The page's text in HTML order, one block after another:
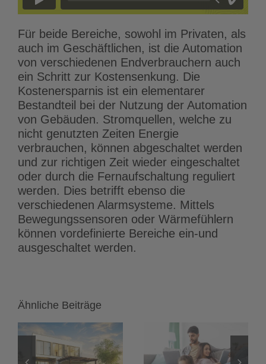
Für beide Bereiche, sowohl im Privaten, als
auch im Geschäftlichen, ist die Automation
von verschiedenen Endverbrauchern auch
ein Schritt zur Kostensenkung. Die
Kostenersparnis ist ein elementarer
Bestandteil bei der Nutzung der Automation
von Gebäuden. Stromquellen, welche zu
nicht genutzten Zeiten Energie
verbrauchen, können abgeschaltet werden
und zur richtigen Zeit wieder eingeschaltet
oder durch die Fernaufschaltung reguliert
werden. Dies betrifft ebenso die
verschiedenen Alarmsysteme. Mittels
Bewegungssensoren oder Wärmefühlern
können vordefinierte Bereiche ein-und
ausgeschaltet werden.
Ähnliche Beiträge
Heimnetzwerk
einrichten:
Das
und LED-
Spots: